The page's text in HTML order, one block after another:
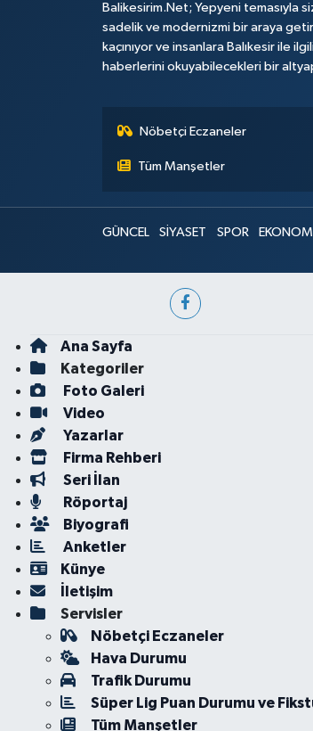
Balikesirim.Net; Yepyeni temasıyla
sadelik ve modernizmi bir araya
kaçınıyor ve insanlara Balıkesir ile
haberlerini okuyabilecekleri bir
Nöbetçi Eczaneler
Tüm Manşetler
GÜNCEL SİYASET SPOR EKONOMİ
Ana Sayfa
Kategoriler
Foto Galeri
Video
Yazarlar
Firma Rehberi
Seri İlan
Röportaj
Biyografi
Anketler
Künye
İletişim
Servisler
Nöbetçi Eczaneler
Hava Durumu
Trafik Durumu
Süper Lig Puan Durumu ve
Tüm Manşetler